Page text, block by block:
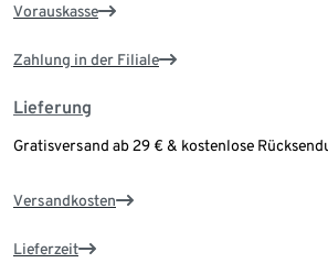
Vorauskasse
Zahlung in der Filiale
Lieferung
Gratisversand ab 29 € & kostenlose
Versandkosten
Lieferzeit